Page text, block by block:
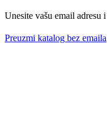
Unesite vašu email
Preuzmi katalog bez emaila